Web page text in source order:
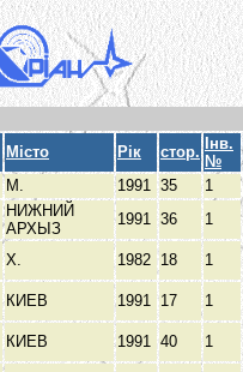
Місто Рік стор.
Інв.
№
М. 1991 35 1
НИЖНИЙ
АРХЫЗ
1991 36 1
Х. 1982 18 1
КИЕВ 1991 17 1
КИЕВ 1991 40 1